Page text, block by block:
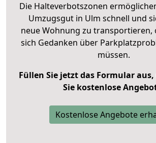
Die Halteverbotszonen
Umzugsgut in Ulm schnell und
neue Wohnung zu transportieren,
sich Gedanken über
müssen.
Füllen Sie jetzt das Formular
Sie kostenlose
Kostenlose Angebote